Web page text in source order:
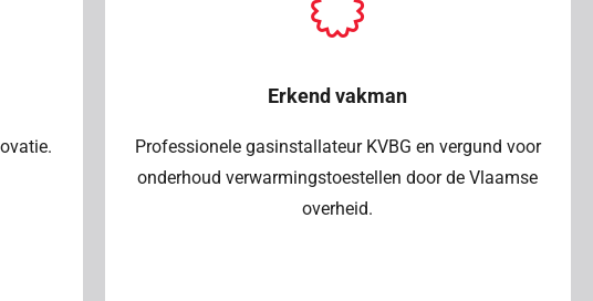
Erkend vakman
Professionele gasinstallateur KVBG en vergund voor
onderhoud verwarmingstoestellen door de Vlaamse
overheid.